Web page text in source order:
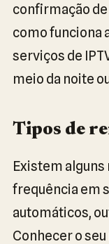
confirmação
como funciona
serviços de
meio da noite
Tipos de
Existem
frequência em
automáticos,
Conhecer o